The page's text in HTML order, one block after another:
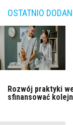
OSTATNIO
Rozwój praktyki
sfinansować